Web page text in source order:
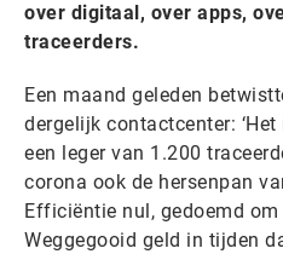
over digitaal, over apps,
traceerders.
Een maand geleden
dergelijk contactcenter:
een leger van 1.200
corona ook de hersenpan
Efficiëntie nul, gedoemd
Weggegooid geld in tijden